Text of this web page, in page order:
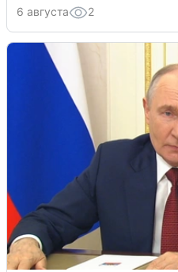
6 августа 2